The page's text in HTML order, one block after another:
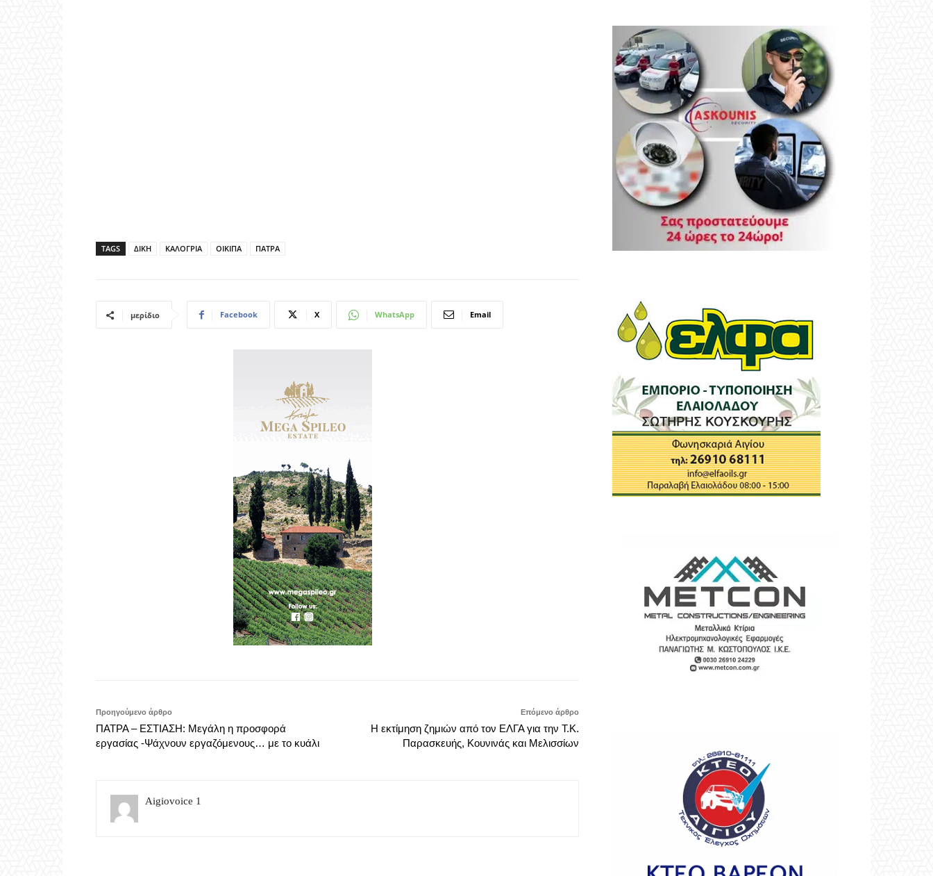
TAGS ΔΙΚΗ ΚΑΛΟΓΡΙΑ ΟΙΚΙΠΑ ΠΑΤΡΑ
μερίδιο Facebook X WhatsApp Email
ΠΑΤΡΑ – ΕΣΤΙΑΣΗ: Μεγάλη η προσφορά
Η εκτίμηση ζημιών από τον ΕΛΓΑ για την Τ.Κ.
Aigiovoice 1
Σχετικά άρθρα